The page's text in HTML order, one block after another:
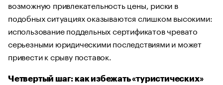
возможную привлекательность цены, риски в
подобных ситуациях оказываются слишком высокими:
использование поддельных сертификатов чревато
серьезными юридическими последствиями и может
привести к срыву поставок.
Четвертый шаг: как избежать «туристических»